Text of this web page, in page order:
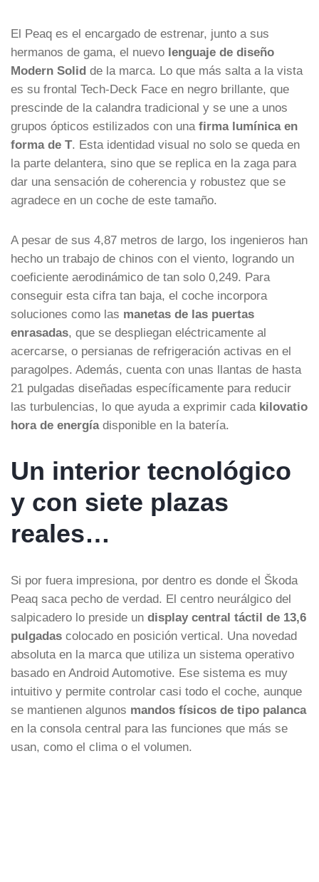
El Peaq es el encargado de estrenar, junto a sus
hermanos de gama, el nuevo lenguaje de diseño
Modern Solid de la marca. Lo que más salta a la vista
es su frontal Tech-Deck Face en negro brillante, que
prescinde de la calandra tradicional y se une a unos
grupos ópticos estilizados con una firma lumínica en
forma de T. Esta identidad visual no solo se queda en
la parte delantera, sino que se replica en la zaga para
dar una sensación de coherencia y robustez que se
agradece en un coche de este tamaño.
A pesar de sus 4,87 metros de largo, los ingenieros han
hecho un trabajo de chinos con el viento, logrando un
coeficiente aerodinámico de tan solo 0,249. Para
conseguir esta cifra tan baja, el coche incorpora
soluciones como las manetas de las puertas
enrasadas, que se despliegan eléctricamente al
acercarse, o persianas de refrigeración activas en el
paragolpes. Además, cuenta con unas llantas de hasta
21 pulgadas diseñadas específicamente para reducir
las turbulencias, lo que ayuda a exprimir cada kilovatio
hora de energíadisponible en la batería.
Un interior tecnológico
y con siete plazas
reales…
Si por fuera impresiona, por dentro es donde el Škoda
Peaq saca pecho de verdad. El centro neurálgico del
salpicadero lo preside un display central táctil de 13,6
pulgadas colocado en posición vertical. Una novedad
absoluta en la marca que utiliza un sistema operativo
basado en Android Automotive. Ese sistema es muy
intuitivo y permite controlar casi todo el coche, aunque
se mantienen algunos mandos físicos de tipo palanca
en la consola central para las funciones que más se
usan, como el clima o el volumen.